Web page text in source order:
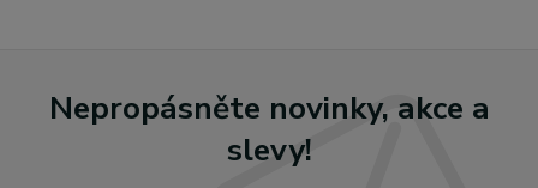
Nepropásněte novinky, akce a
slevy!